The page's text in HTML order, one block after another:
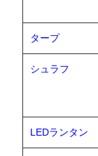
タープ
シュラフ
LEDランタン